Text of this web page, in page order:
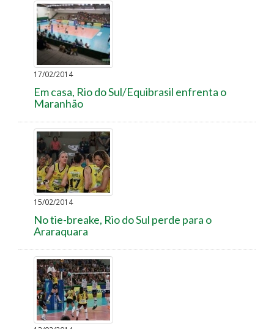
17/02/2014
Em casa, Rio do Sul/Equibrasil enfrenta o
Maranhão
15/02/2014
No tie-breake, Rio do Sul perde para o
Araraquara